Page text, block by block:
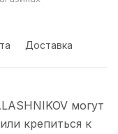
Доставка
могут
крепиться к